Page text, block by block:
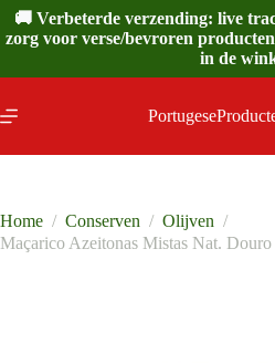
Ga
naar
de
🚚 Verbeterde verzending: live
zorg voor verse/bevroren
in de
Home / Conserven / Olijven /
Maçarico Azeitonas Mistas Nat.